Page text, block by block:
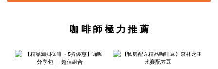
咖 啡 師 極 力 推 薦